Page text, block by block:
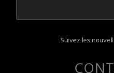
Suivez les